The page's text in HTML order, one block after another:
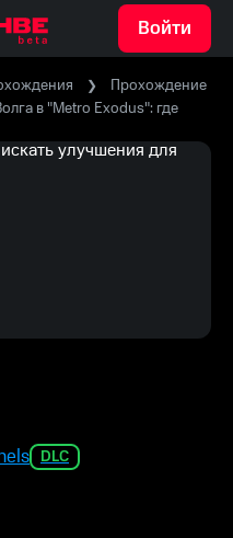
Войти
Прохождение
в "Metro Exodus": где
DLC